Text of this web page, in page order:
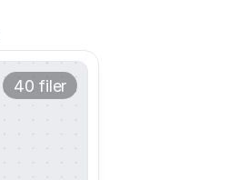
40 filer